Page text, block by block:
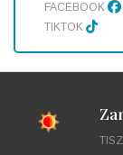
FACEBOOK
TIKTOK